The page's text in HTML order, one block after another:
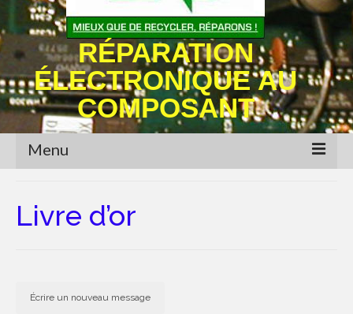
RÉPARATION
ÉLECTRONIQUE AU
COMPOSANT
Menu
Pourquoi réparer ?
Livre d’or